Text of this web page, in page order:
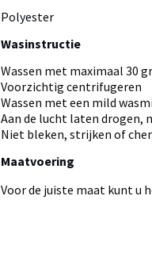
Polyester
Wasinstructie
Wassen met maximaal 30
Voorzichtig centrifugeren
Wassen met een mild
Aan de lucht laten drogen,
Niet bleken, strijken of
Maatvoering
Voor de juiste maat kunt u